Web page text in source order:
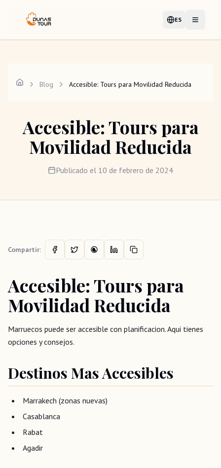
ES
IdiomaAbrir
Blog Accesible: Tours para Movilidad Reducida
Accesible: Tours para
Movilidad Reducida
Publicado el 10 de febrero de 2024
Compartir:
Accesible: Tours para
Movilidad Reducida
Marruecos puede ser accesible con planificacion. Aqui tienes
opciones y consejos.
Destinos Mas Accesibles
Marrakech (zonas nuevas)
Casablanca
Rabat
Agadir